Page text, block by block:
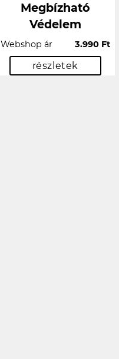
Megbízható
Védelem
Webshop ár 3.990 Ft
részletek